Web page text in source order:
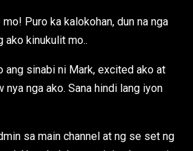
Puro ka kalokohan, dun na nga
ako kinukulit mo..
ang sinabi ni Mark, excited ako at
nya nga ako. Sana hindi lang iyon
sa main channel at ng se set ng